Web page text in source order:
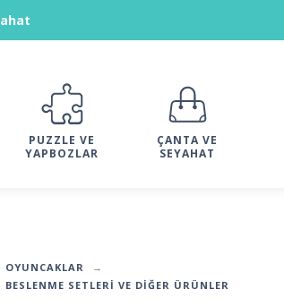
PUZZLE VE
YAPBOZLAR
ÇANTA VE
SEYAHAT
OYUNCAKLAR
BESLENME SETLERI VE DIĞER ÜRÜNLER